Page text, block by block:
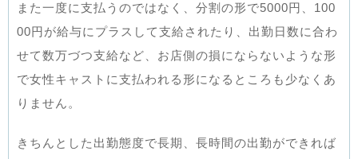
また一度に支払うのではなく、分割の形で5000円、100
00円が給与にプラスして支給されたり、出勤日数に合わ
せて数万づつ支給など、お店側の損にならないような形
で女性キャストに支払われる形になるところも少なくあ
りません。
きちんとした出勤態度で長期、長時間の出勤ができれば